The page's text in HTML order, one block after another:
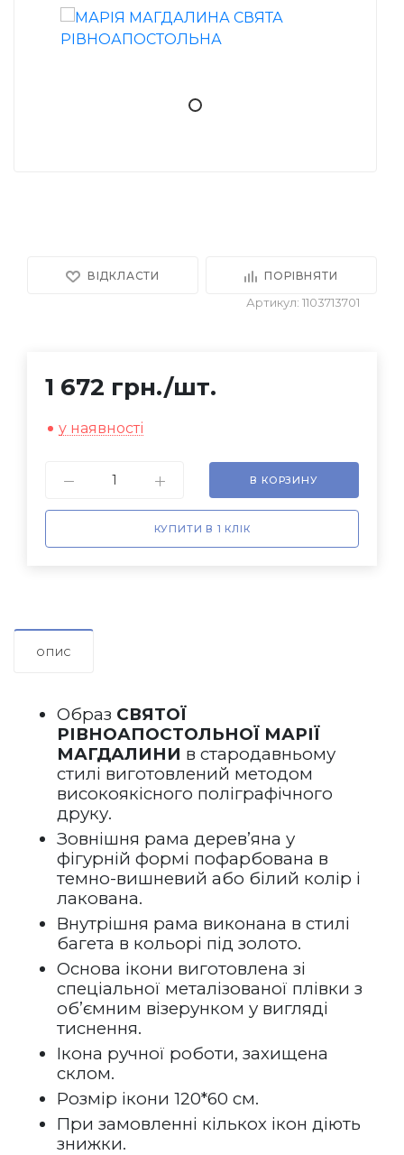
ВІДКЛАСТИ ПОРІВНЯТИ
Артикул: 1103713701
1 672 грн./шт.
у наявності
В КОРЗИНУ
КУПИТИ В 1 КЛІК
ОПИС
Образ
РІВНОАПОСТОЛЬНОЇ МАРІЇ
МАГДАЛИНИ в стародавньому
стилі виготовлений методом
високоякісного поліграфічного
друку.
Зовнішня рама дерев’яна у
фігурній формі пофарбована в
темно-вишневий або білий колір і
лакована.
Внутрішня рама виконана в стилі
багета в кольорі під золото.
Основа ікони виготовлена зі
спеціальної металізованої плівки з
об’ємним візерунком у вигляді
тиснення.
Ікона ручної роботи, захищена
склом.
Розмір ікони 120*60 см.
При замовленні кількох ікон діють
знижки.